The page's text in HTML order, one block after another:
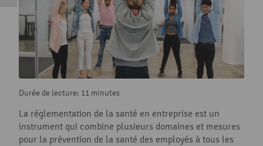
Durée de lecture: 11 minutes
La réglementation de la santé en entreprise est un
instrument qui combine plusieurs domaines et mesures
pour la prévention de la santé des employés à tous les